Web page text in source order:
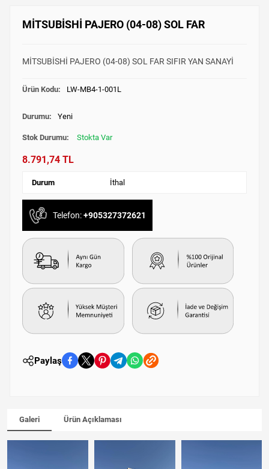
MİTSUBİSHİ PAJERO (04-08) SOL FAR
MİTSUBİSHİ PAJERO (04-08) SOL FAR SIFIR YAN SANAYİ
Ürün Kodu: LW-MB4-1-001L
Durumu: Yeni
Stok Durumu: Stokta Var
8.791,74 TL
Durum İthal
Telefon:+905327372621
Paylaş
Galeri Ürün Açıklaması